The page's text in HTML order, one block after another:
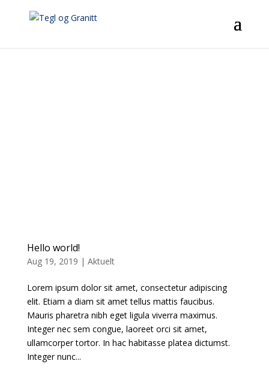
Hello world!
Aug 19, 2019 | Aktuelt
Lorem ipsum dolor sit amet, consectetur adipiscing
elit. Etiam a diam sit amet tellus mattis faucibus.
Mauris pharetra nibh eget ligula viverra maximus.
Integer nec sem congue, laoreet orci sit amet,
ullamcorper tortor. In hac habitasse platea dictumst.
Integer nunc...